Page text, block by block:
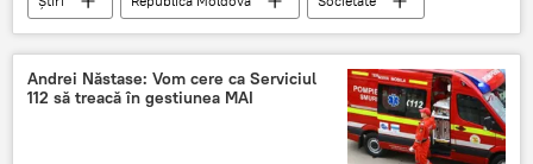
Andrei Năstase: Vom cere ca Serviciul
112 să treacă în gestiunea MAI